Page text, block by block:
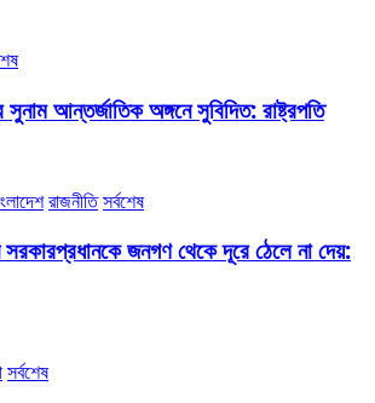
সুনাম আন্তর্জাতিক অঙ্গনে সুবিদিত: রাষ্ট্রপতি
রাজনীতি সর্বশেষ
জনগণ থেকে দূরে ঠেলে না দেয়:
সর্বশেষ